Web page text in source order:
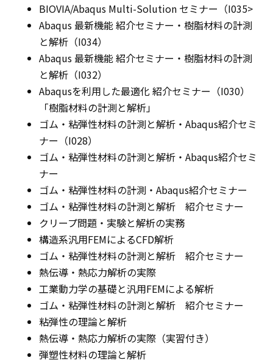
BIOVIA/Abaqus Multi-Solution セミナー（I035>
Abaqus 最新機能 紹介セミナー・樹脂材料の計測
と解析（I034）
Abaqus 最新機能 紹介セミナー・樹脂材料の計測
と解析（I032）
Abaqusを利用した最適化 紹介セミナー（I030）
「樹脂材料の計測と解析」
ゴム・粘弾性材料の計測と解析・Abaqus紹介セミ
ナー（I028）
ゴム・粘弾性材料の計測と解析・Abaqus紹介セミ
ナー
ゴム・粘弾性材料の計測・Abaqus紹介セミナー
ゴム・粘弾性材料の計測と解析 紹介セミナー
クリープ問題・実験と解析の実務
構造系汎用FEMによるCFD解析
ゴム・粘弾性材料の計測と解析 紹介セミナー
熱伝導・熱応力解析の実際
工業動力学の基礎と汎用FEMによる解析
ゴム・粘弾性材料の計測と解析 紹介セミナー
粘弾性の理論と解析
熱伝導・熱応力解析の実際（実習付き）
弾塑性材料の理論と解析